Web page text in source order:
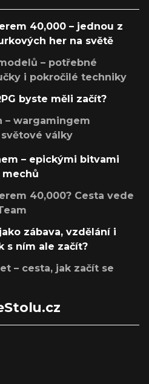
40,000 – jednou z
her na světě
– potřebné
i pokročilé techniky
byste měli začít?
– wargamingem
války
– epickými bitvami
40,000? Cesta vede
zábava, vzdělání i
s ním ale začít?
– cesta, jak začít se